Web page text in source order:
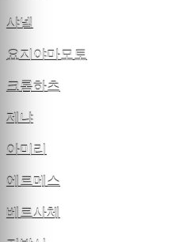
샤넬
요지야마모토
크롬하츠
제냐
아미리
에르메스
베르사체